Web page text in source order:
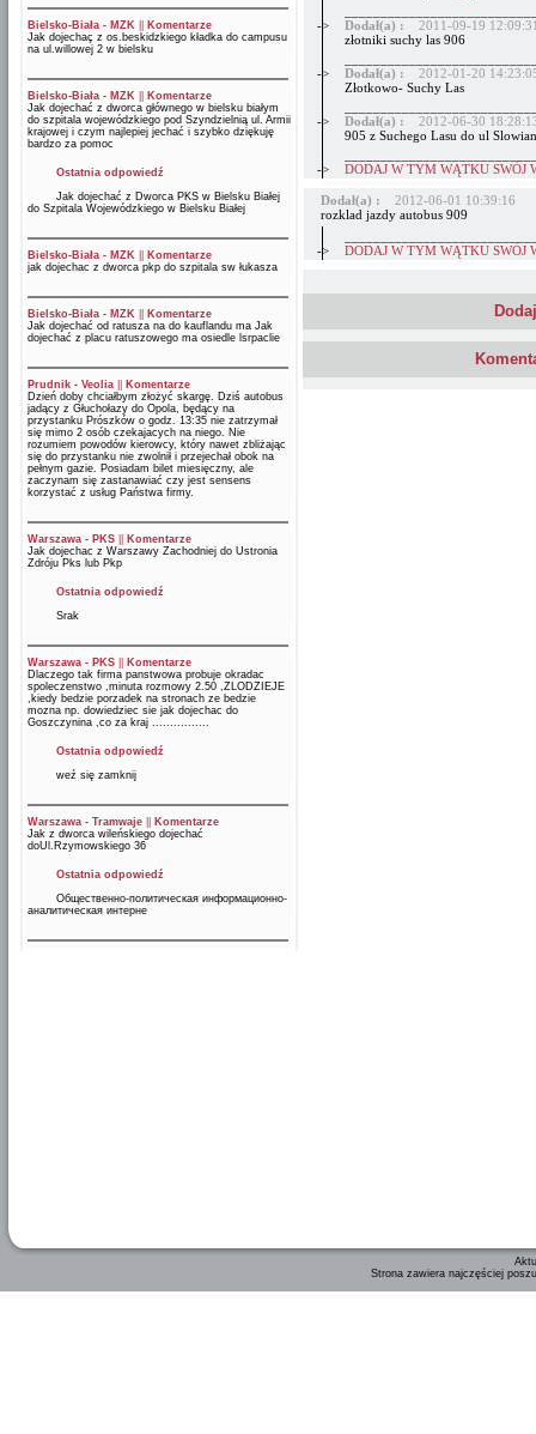
Bielsko-Biała - MZK
Komentarze
Jak dojechaç z os.beskidzkiego kładka do campusu
na ul.willowej 2 w bielsku
Bielsko-Biała - MZK
Komentarze
Jak dojechać z dworca głównego w bielsku białym
do szpitala wojewódzkiego pod Szyndzielnią ul. Armii
krajowej i czym najlepiej jechać i szybko dziękuję
bardzo za pomoc
Ostatnia odpowiedź
Jak dojechać z Dworca PKS w Bielsku Białej
do Szpitala Wojewódzkiego w Bielsku Białej
Bielsko-Biała - MZK
Komentarze
jak dojechac z dworca pkp do szpitala sw łukasza
Bielsko-Biała - MZK
Komentarze
Jak dojechać od ratusza na do kauflandu ma Jak
dojechać z placu ratuszowego ma osiedle lsrpaclie
Prudnik - Veolia
Komentarze
Dzień doby chciałbym złożyć skargę. Dziś autobus
jadący z Głuchołazy do Opola, będący na
przystanku Prószków o godz. 13:35 nie zatrzymał
się mimo 2 osób czekajacych na niego. Nie
rozumiem powodów kierowcy, który nawet zbliżając
się do przystanku nie zwolnił i przejechał obok na
pełnym gazie. Posiadam bilet miesięczny, ale
zaczynam się zastanawiać czy jest sensens
korzystać z usług Państwa firmy.
Warszawa - PKS
Komentarze
Jak dojechac z Warszawy Zachodniej do Ustronia
Zdróju Pks lub Pkp
Ostatnia odpowiedź
Srak
Warszawa - PKS
Komentarze
Dlaczego tak firma panstwowa probuje okradac
spoleczenstwo ,minuta rozmowy 2.50 ,ZLODZIEJE
,kiedy bedzie porzadek na stronach ze bedzie
mozna np. dowiedziec sie jak dojechac do
Goszczynina ,co za kraj ................
Ostatnia odpowiedź
weź się zamknij
Warszawa - Tramwaje
Komentarze
Jak z dworca wileńskiego dojechać
doUl.Rzymowskiego 36
Ostatnia odpowiedź
Общественно-политическая информационно-
аналитическая интерне
->
Dodał(a) :
2011-09-19
złotniki suchy las 906
->
Dodał(a) :
2012-01-20
Złotkowo- Suchy Las
->
Dodał(a) :
2012-06-30
905 z Suchego Lasu do ul
->
DODAJ W TYM WĄTKU SWÓJ
Dodał(a) :
2012-06-01 10:39:16
rozklad jazdy autobus 909
->
DODAJ W TYM WĄTKU SWÓJ
Strona zawiera najczęściej